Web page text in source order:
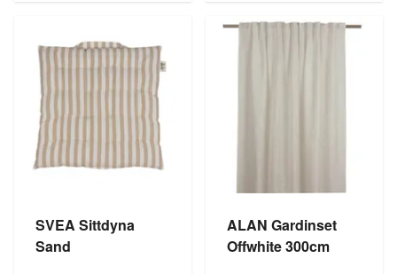
SVEA Sittdyna
Sand
ALAN Gardinset
Offwhite 300cm